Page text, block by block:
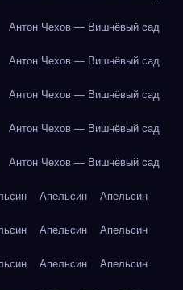
Антон Чехов — Вишнёвый сад
Антон Чехов — Вишнёвый сад
Антон Чехов — Вишнёвый сад
Антон Чехов — Вишнёвый сад
Антон Чехов — Вишнёвый сад
Апельсин Апельсин
Апельсин Апельсин
Апельсин Апельсин